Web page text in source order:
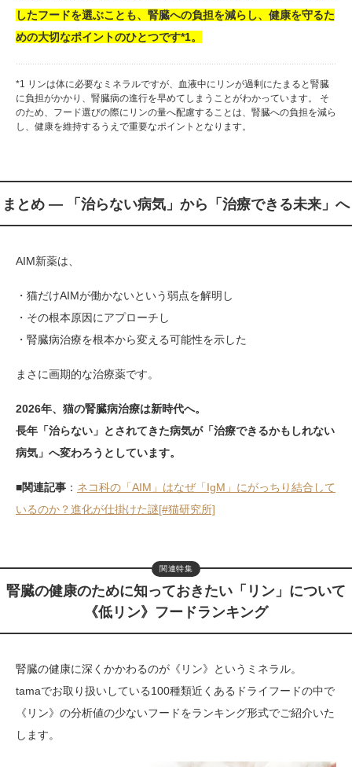
したフードを選ぶことも、腎臓への負担を減らし、健康を守るた
めの大切なポイントのひとつです*1。
*1 リンは体に必要なミネラルですが、血液中にリンが過剰にたまると腎臓
に負担がかかり、腎臓病の進行を早めてしまうことがわかっています。 そ
のため、フード選びの際にリンの量へ配慮することは、腎臓への負担を減ら
し、健康を維持するうえで重要なポイントとなります。
まとめ ― 「治らない病気」から「治療できる未来」へ
AIM新薬は、
・猫だけAIMが働かないという弱点を解明し
・その根本原因にアプローチし
・腎臓病治療を根本から変える可能性を示した
まさに画期的な治療薬です。
2026年、猫の腎臓病治療は新時代へ。
長年「治らない」とされてきた病気が「治療できるかもしれない
病気」へ変わろうとしています。
■関連記事 ： ネコ科の「AIM」はなぜ「IgM」にがっちり結合して
いるのか？進化が仕掛けた謎[#猫研究所]
関連特集
腎臓の健康のために知っておきたい「リン」について
《低リン》フードランキング
腎臓の健康に深くかかわるのが《リン》というミネラル。
tamaでお取り扱いしている100種類近くあるドライフードの中で
《リン》の分析値の少ないフードをランキング形式でご紹介いた
します。